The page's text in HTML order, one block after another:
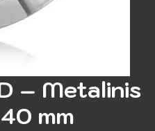
– Metalinis
mm